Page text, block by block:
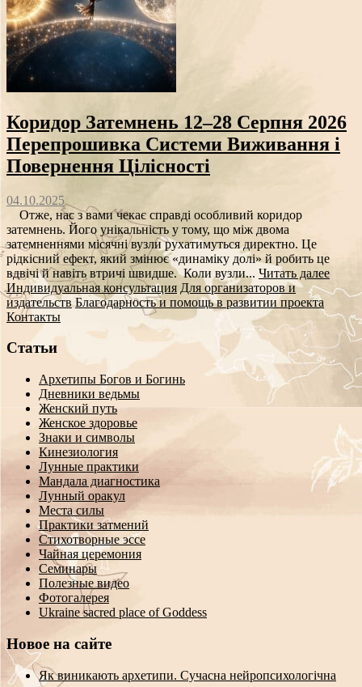
Коридор Затемнень 12–28 Серпня 2026
Перепрошивка Системи Виживання і
Повернення Цілісності
04.10.2025
Отже, нас з вами чекає справді особливий коридор
затемнень. Його унікальність у тому, що між двома
затемненнями місячні вузли рухатимуться директно. Це
рідкісний ефект, який змінює «динаміку долі» й робить це
вдвічі й навіть втричі швидше. Коли вузли... Читать далее
Индивидуальная консультация Для организаторов и
издательств Благодарность и помощь в развитии проекта
Контакты
Статьи
Архетипы Богов и Богинь
Дневники ведьмы
Женский путь
Женское здоровье
Знаки и символы
Кинезиология
Лунные практики
Мандала диагностика
Лунный оракул
Места силы
Практики затмений
Стихотворные эссе
Чайная церемония
Семинары
Полезные видео
Фотогалерея
Ukraine sacred place of Goddess
Новое на сайте
Як виникають архетипи. Сучасна нейропсихологічна